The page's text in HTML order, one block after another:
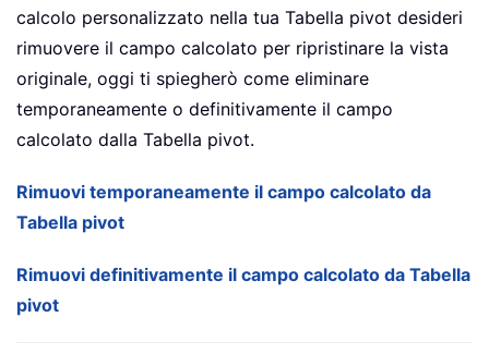
calcolo personalizzato nella tua Tabella pivot desideri
rimuovere il campo calcolato per ripristinare la vista
originale, oggi ti spiegherò come eliminare
temporaneamente o definitivamente il campo
calcolato dalla Tabella pivot.
Rimuovi temporaneamente il campo calcolato da
Tabella pivot
Rimuovi definitivamente il campo calcolato da Tabella
pivot